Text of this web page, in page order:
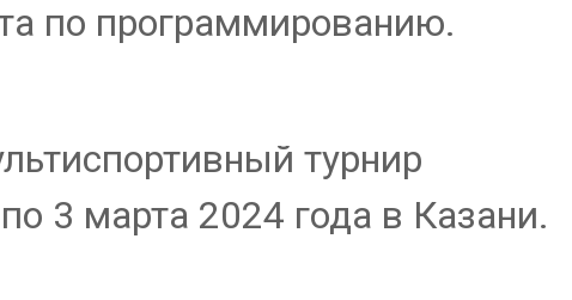
по программированию.
турнир
3 марта 2024 года в Казани.